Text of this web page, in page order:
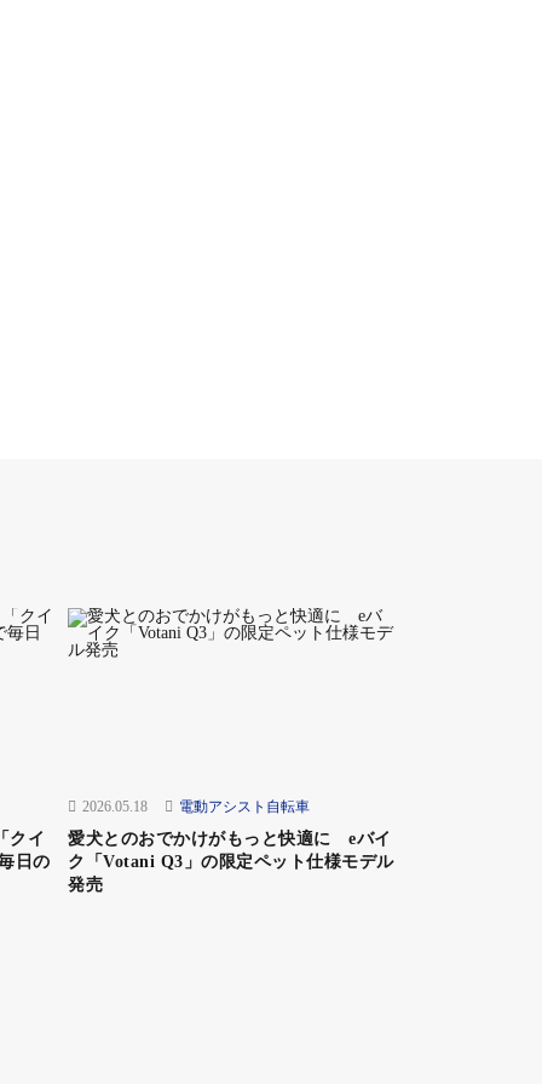
クイ
日の
2026.05.18 電動アシスト自転車
愛犬とのおでかけがもっと快適に eバイ
ク「Votani Q3」の限定ペット仕様モデル
発売